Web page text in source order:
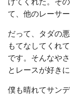
て、他のレーサ
だって、タダの
もてなしてくれ
です。そんなや
とレースが好き
僕も晴れてサン